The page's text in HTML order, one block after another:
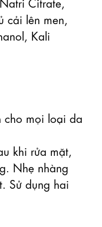
cải lên men,
Kali
cho mọi loại da
khi rửa mặt,
Nhẹ nhàng
Sử dụng hai